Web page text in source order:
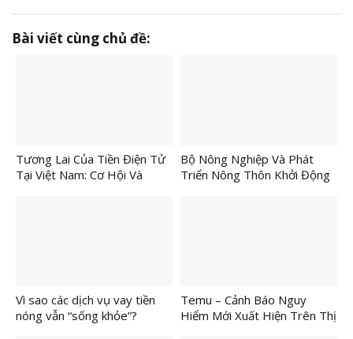
Bài viết cùng chủ đề:
Tương Lai Của Tiền Điện Tử
Tại Việt Nam: Cơ Hội Và
Bộ Nông Nghiệp Và Phát
Triển Nông Thôn Khởi Động
Vì sao các dịch vụ vay tiền
nóng vẫn “sống khỏe”?
Temu – Cảnh Báo Nguy
Hiểm Mới Xuất Hiện Trên Thị